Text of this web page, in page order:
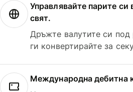
Управлявайте парите
свят.
Дръжте валутите си
ги конвертирайте за
Международна дебитна